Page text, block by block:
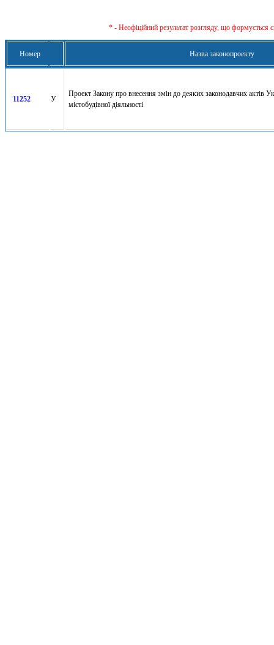
* - Неофіційний результат розгляду, що формується
Номер Назва законопроекту
11252 У
Проект Закону про внесення змін до деяких законодавчих актів
містобудівної діяльності